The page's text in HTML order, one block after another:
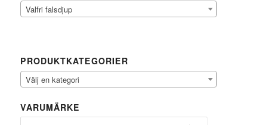
Valfri falsdjup
PRODUKTKATEGORIER
Välj en kategori
VARUMÄRKE